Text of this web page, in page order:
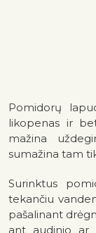
Pomidorų
likopenas ir
mažina
sumažina tam
Surinktus
tekančiu
pašalinant
ant audinio ar